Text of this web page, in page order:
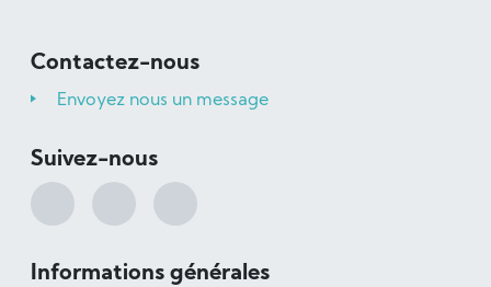
Contactez-nous
Envoyez nous un message
Suivez-nous
Informations générales